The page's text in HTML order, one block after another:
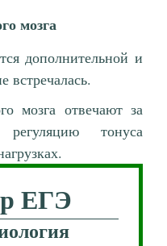
мозга
дополнительной и
встречалась.
мозга отвечают за
регуляцию тонуса
ЕГЭ